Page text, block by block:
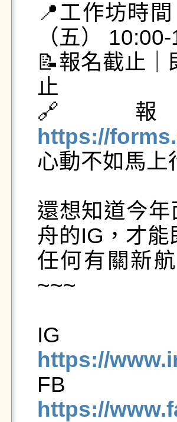
📍工作坊時
（五）
📝報名截止
止
🔗
https://
心動不如馬上
還想知道今
舟的IG，才
任何有關新
~~~
https://
https://